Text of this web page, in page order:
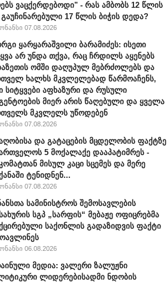
ვაცქერდებოდი" - რას ამბობს 12 წლის
გაუჩინარებული 17 წლის ბიჭის დედა?
07.08.2026
ყარყარაშვილი ბარამიძეს: ისეთი
არ უნდა თქვა, რაც ჩრდილს აყენებს
ომში დაღუპულ მებრძოლებს და
ხალხს მკვლელებად წარმოაჩენს,
სიტყვები აფხაზური და რუსული
მიერ არის წაღებული და ყველა
მკვლელს უწოდებენ
07.08.2026
და გატაცების მცდელობის ფაქტზე
5 მოქალაქე დააპატიმრეს -
მისულ კაცი სცემეს და მერე
ტენიდნენ...
07.08.2026
სამინისტროს შემოსავლების
სგპ „სარფის“ მებაჟე ოფიცრებმა
საქონლის გადაზიდვის ფაქტი
06.08.2026
მედია: ვალერი ზალუჟნი
ლიდერებისადმი ნდობის